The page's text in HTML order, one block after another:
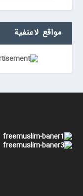
مواقع لاعنفیة